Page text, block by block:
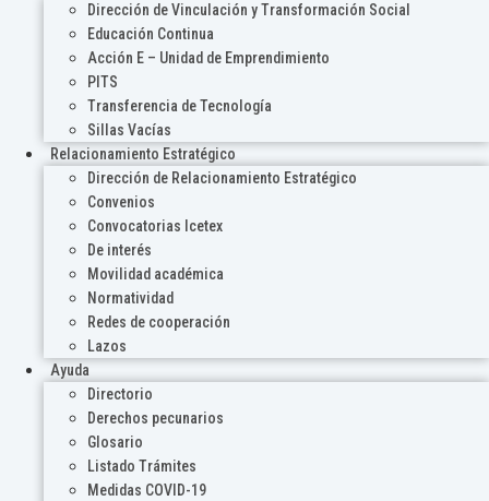
Dirección de Vinculación y Transformación Social
Educación Continua
Acción E – Unidad de Emprendimiento
PITS
Transferencia de Tecnología
Sillas Vacías
Relacionamiento Estratégico
Dirección de Relacionamiento Estratégico
Convenios
Convocatorias Icetex
De interés
Movilidad académica
Normatividad
Redes de cooperación
Lazos
Ayuda
Directorio
Derechos pecunarios
Glosario
Listado Trámites
Medidas COVID-19